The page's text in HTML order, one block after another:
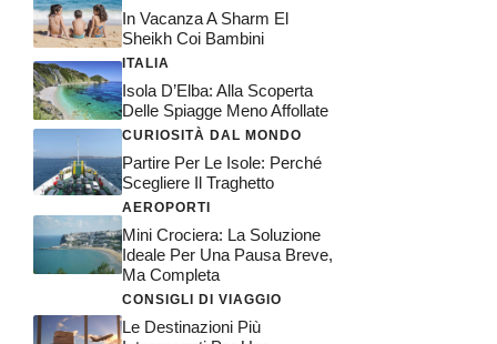
In Vacanza A Sharm El
Sheikh Coi Bambini
ITALIA
Isola D’Elba: Alla Scoperta
Delle Spiagge Meno Affollate
CURIOSITÀ DAL MONDO
Partire Per Le Isole: Perché
Scegliere Il Traghetto
AEROPORTI
Mini Crociera: La Soluzione
Ideale Per Una Pausa Breve,
Ma Completa
CONSIGLI DI VIAGGIO
Le Destinazioni Più